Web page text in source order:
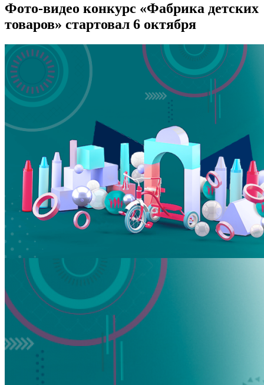
Фото-видео конкурс «Фабрика детских
товаров» стартовал 6 октября